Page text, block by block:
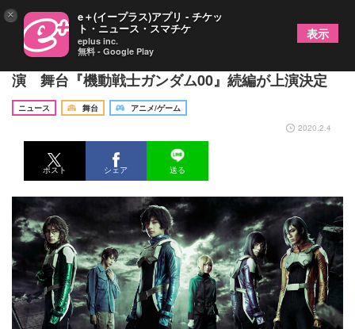
橋本祥平、伊万里有、鮎川太陽、永田聖一朗ら出
演 舞台『機動戦士ガンダム00』続編が上演決定
ニュース 舞台
アニメ/ゲーム
2020.2.4
ポスト シェア 送る
× e＋(イープラス)アプリ - チケッ
ト・ニュース・スマチケ
eplus inc.
無料 - Google Play
表示